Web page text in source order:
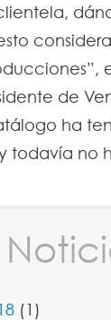
de
ha
todavía no
(1)